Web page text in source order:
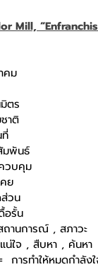
Mill,
คม
ตร
าติ
มพันธ์
วบคุม
ย
วน
อรั้น
ถานการณ์ , สภาวะ
แน่ใจ , สืบหา , ค้นหา
การทำให้หมดกำลัง